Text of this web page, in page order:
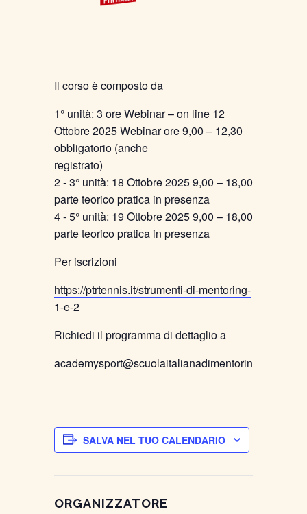
Il corso è composto da
1° unità: 3 ore Webinar – on line 12
Ottobre 2025 Webinar ore 9,00 – 12,30
obbligatorio (anche
registrato)
2 - 3° unità: 18 Ottobre 2025 9,00 – 18,00
parte teorico pratica in presenza
4 - 5° unità: 19 Ottobre 2025 9,00 – 18,00
parte teorico pratica in presenza
Per iscrizioni
https://ptrtennis.it/strumenti-di-mentoring-
1-e-2
Richiedi il programma di dettaglio a
academysport@scuolaitalianadimentoring.com
SALVA NEL TUO CALENDARIO
ORGANIZZATORE